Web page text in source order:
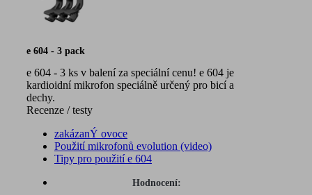
e 604 - 3 pack
e 604 - 3 ks v balení za speciální cenu! e 604 je
kardioidní mikrofon speciálně určený pro bicí a
dechy.
Recenze / testy
zakázanÝ ovoce
Použití mikrofonů evolution (video)
Tipy pro použití e 604
Hodnocení: